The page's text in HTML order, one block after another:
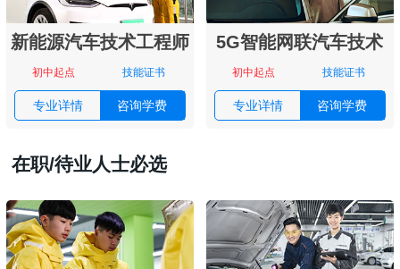
新能源汽车技术工程师
初中起点 技能证书
专业详情 咨询学费
5G智能网联汽车技术
初中起点 技能证书
专业详情 咨询学费
在职/待业人士必选